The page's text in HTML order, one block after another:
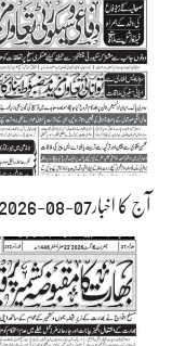
آج کا اخبار07-08-2026